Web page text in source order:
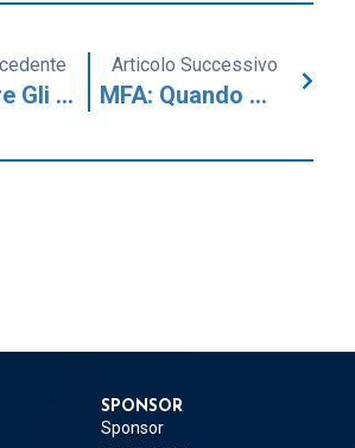
Governare Gli Incidenti Senza Inquinare Le Prove: I 5 Pilastri Della Digital Forensics
Articolo Successivo
MFA: Quando Pretendere L’autenticazione A Più Fattori? Una Guida Per I DPO
SPONSOR
Sponsor